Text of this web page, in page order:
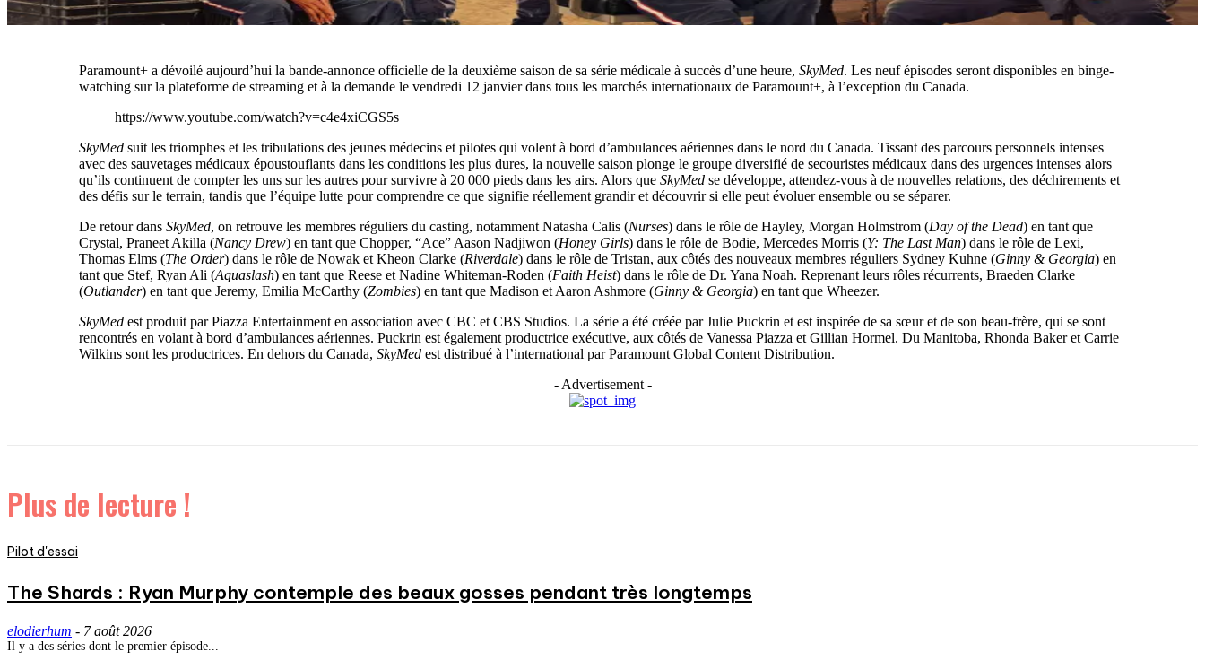
Paramount+ a dévoilé aujourd’hui la bande-annonce officielle de la deuxième saison de sa série médicale à succès d’une heure, SkyMed. Les neuf épisodes seront disponibles en binge-
watching sur la plateforme de streaming et à la demande le vendredi 12 janvier dans tous les marchés internationaux de Paramount+, à l’exception du Canada.
https://www.youtube.com/watch?v=c4e4xiCGS5s
SkyMed suit les triomphes et les tribulations des jeunes médecins et pilotes qui volent à bord d’ambulances aériennes dans le nord du Canada. Tissant des parcours personnels intenses
avec des sauvetages médicaux époustouflants dans les conditions les plus dures, la nouvelle saison plonge le groupe diversifié de secouristes médicaux dans des urgences intenses alors
qu’ils continuent de compter les uns sur les autres pour survivre à 20 000 pieds dans les airs. Alors que SkyMed se développe, attendez-vous à de nouvelles relations, des déchirements et
des défis sur le terrain, tandis que l’équipe lutte pour comprendre ce que signifie réellement grandir et découvrir si elle peut évoluer ensemble ou se séparer.
De retour dans SkyMed, on retrouve les membres réguliers du casting, notamment Natasha Calis (Nurses) dans le rôle de Hayley, Morgan Holmstrom (Day of the Dead) en tant que
Crystal, Praneet Akilla (Nancy Drew) en tant que Chopper, “Ace” Aason Nadjiwon (Honey Girls) dans le rôle de Bodie, Mercedes Morris (Y: The Last Man) dans le rôle de Lexi,
Thomas Elms (The Order) dans le rôle de Nowak et Kheon Clarke (Riverdale) dans le rôle de Tristan, aux côtés des nouveaux membres réguliers Sydney Kuhne (Ginny & Georgia) en
tant que Stef, Ryan Ali (Aquaslash) en tant que Reese et Nadine Whiteman-Roden (Faith Heist) dans le rôle de Dr. Yana Noah. Reprenant leurs rôles récurrents, Braeden Clarke
(Outlander) en tant que Jeremy, Emilia McCarthy (Zombies) en tant que Madison et Aaron Ashmore (Ginny & Georgia) en tant que Wheezer.
SkyMed est produit par Piazza Entertainment en association avec CBC et CBS Studios. La série a été créée par Julie Puckrin et est inspirée de sa sœur et de son beau-frère, qui se sont
rencontrés en volant à bord d’ambulances aériennes. Puckrin est également productrice exécutive, aux côtés de Vanessa Piazza et Gillian Hormel. Du Manitoba, Rhonda Baker et Carrie
Wilkins sont les productrices. En dehors du Canada, SkyMed est distribué à l’international par Paramount Global Content Distribution.
- Advertisement -
Plus de lecture !
Pilot d'essai
The Shards : Ryan Murphy contemple des beaux gosses pendant très longtemps
elodierhum - 7 août 2026
Il y a des séries dont le premier épisode...